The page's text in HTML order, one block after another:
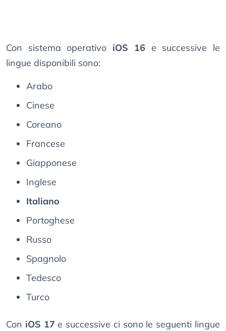
Con sistema operativo iOS 16 e successive le
lingue disponibili sono:
Arabo
Cinese
Coreano
Francese
Giapponese
Inglese
Italiano
Portoghese
Russo
Spagnolo
Tedesco
Turco
Con iOS 17 e successive ci sono le seguenti lingue